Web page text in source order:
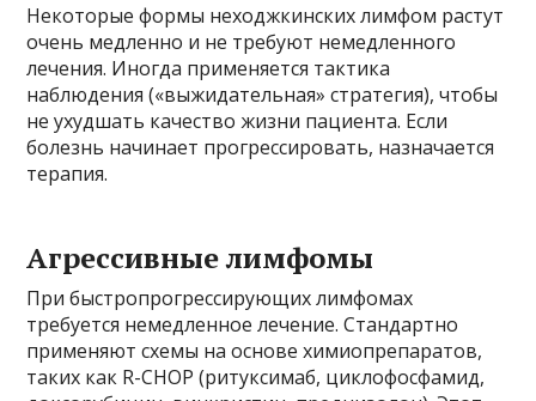
Некоторые формы неходжкинских лимфом растут
очень медленно и не требуют немедленного
лечения. Иногда применяется тактика
наблюдения («выжидательная» стратегия), чтобы
не ухудшать качество жизни пациента. Если
болезнь начинает прогрессировать, назначается
терапия.
Агрессивные лимфомы
При быстропрогрессирующих лимфомах
требуется немедленное лечение. Стандартно
применяют схемы на основе химиопрепаратов,
таких как R-CHOP (ритуксимаб, циклофосфамид,